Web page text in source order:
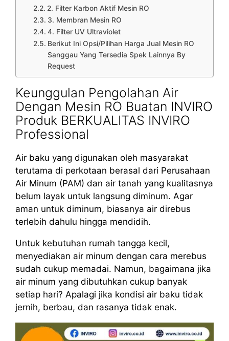
2. Filter Karbon Aktif Mesin RO
3. Membran Mesin RO
4. Filter UV Ultraviolet
Berikut Ini Opsi/Pilihan Harga Jual Mesin RO
Sanggau Yang Tersedia Spek Lainnya By
Request
Keunggulan Pengolahan Air
Dengan Mesin RO Buatan INVIRO
Produk BERKUALITAS INVIRO
Professional
Air baku yang digunakan oleh masyarakat
terutama di perkotaan berasal dari Perusahaan
Air Minum (PAM) dan air tanah yang kualitasnya
belum layak untuk langsung diminum. Agar
aman untuk diminum, biasanya air direbus
terlebih dahulu hingga mendidih.
Untuk kebutuhan rumah tangga kecil,
menyediakan air minum dengan cara merebus
sudah cukup memadai. Namun, bagaimana jika
air minum yang dibutuhkan cukup banyak
setiap hari? Apalagi jika kondisi air baku tidak
jernih, berbau, dan rasanya tidak enak.